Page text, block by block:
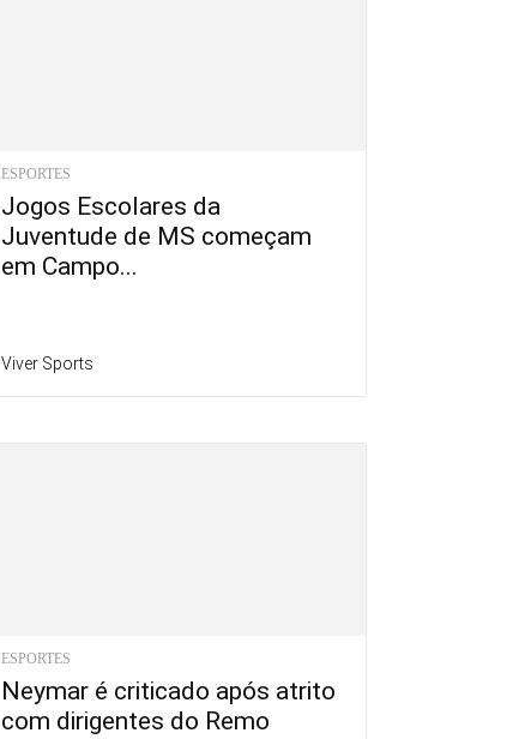
ESPORTES
Jogos Escolares da
Juventude de MS começam
em Campo...
Viver Sports
ESPORTES
Neymar é criticado após atrito
com dirigentes do Remo